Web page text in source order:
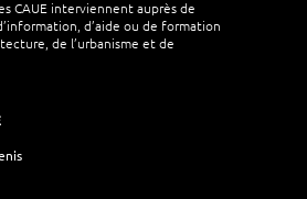
CAUE interviennent auprès de
d’aide ou de formation
de l’urbanisme et de